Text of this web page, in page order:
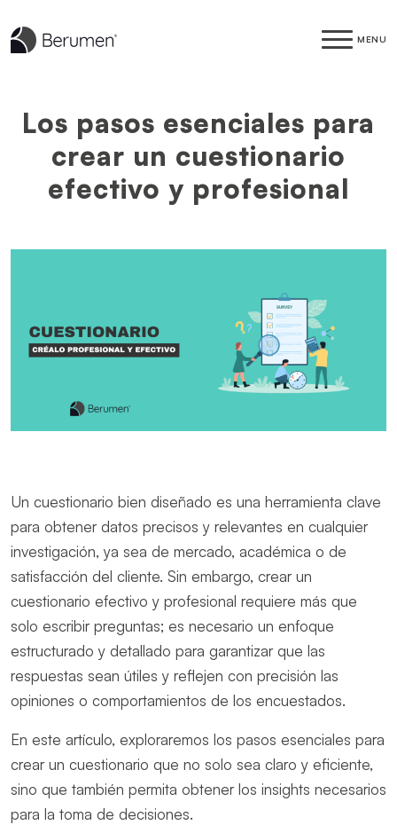
MENU
Los pasos esenciales para
crear un cuestionario
efectivo y profesional
Un cuestionario bien diseñado es una herramienta clave
para obtener datos precisos y relevantes en cualquier
investigación, ya sea de mercado, académica o de
satisfacción del cliente. Sin embargo, crear un
cuestionario efectivo y profesional requiere más que
solo escribir preguntas; es necesario un enfoque
estructurado y detallado para garantizar que las
respuestas sean útiles y reflejen con precisión las
opiniones o comportamientos de los encuestados.
En este artículo, exploraremos los pasos esenciales para
crear un cuestionario que no solo sea claro y eficiente,
sino que también permita obtener los insights necesarios
para la toma de decisiones.